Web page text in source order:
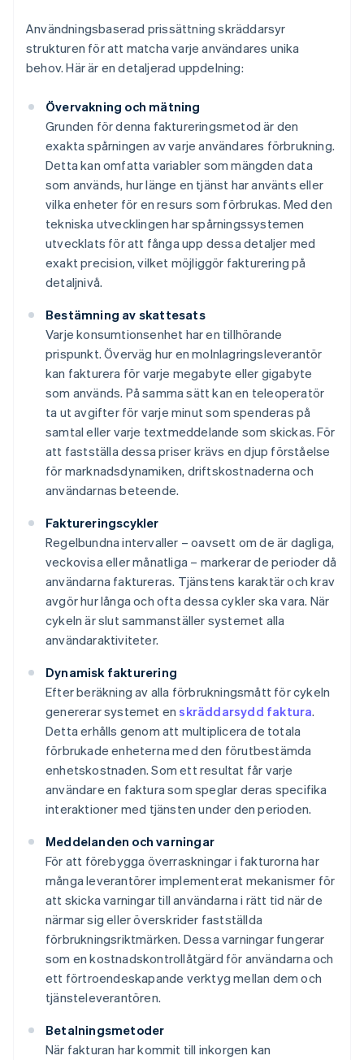
Användningsbaserad prissättning skräddarsyr
strukturen för att matcha varje användares unika
behov. Här är en detaljerad uppdelning:
Övervakning och mätning
Grunden för denna faktureringsmetod är den
exakta spårningen av varje användares förbrukning.
Detta kan omfatta variabler som mängden data
som används, hur länge en tjänst har använts eller
vilka enheter för en resurs som förbrukas. Med den
tekniska utvecklingen har spårningssystemen
utvecklats för att fånga upp dessa detaljer med
exakt precision, vilket möjliggör fakturering på
detaljnivå.
Bestämning av skattesats
Varje konsumtionsenhet har en tillhörande
prispunkt. Överväg hur en molnlagringsleverantör
kan fakturera för varje megabyte eller gigabyte
som används. På samma sätt kan en teleoperatör
ta ut avgifter för varje minut som spenderas på
samtal eller varje textmeddelande som skickas. För
att fastställa dessa priser krävs en djup förståelse
för marknadsdynamiken, driftskostnaderna och
användarnas beteende.
Faktureringscykler
Regelbundna intervaller – oavsett om de är dagliga,
veckovisa eller månatliga – markerar de perioder då
användarna faktureras. Tjänstens karaktär och krav
avgör hur långa och ofta dessa cykler ska vara. När
cykeln är slut sammanställer systemet alla
användaraktiviteter.
Dynamisk fakturering
Efter beräkning av alla förbrukningsmått för cykeln
genererar systemet enskräddarsydd faktura.
Detta erhålls genom att multiplicera de totala
förbrukade enheterna med den förutbestämda
enhetskostnaden. Som ett resultat får varje
användare en faktura som speglar deras specifika
interaktioner med tjänsten under den perioden.
Meddelanden och varningar
För att förebygga överraskningar i fakturorna har
många leverantörer implementerat mekanismer för
att skicka varningar till användarna i rätt tid när de
närmar sig eller överskrider fastställda
förbrukningsriktmärken. Dessa varningar fungerar
som en kostnadskontrollåtgärd för användarna och
ett förtroendeskapande verktyg mellan dem och
tjänsteleverantören.
Betalningsmetoder
När fakturan har kommit till inkorgen kan